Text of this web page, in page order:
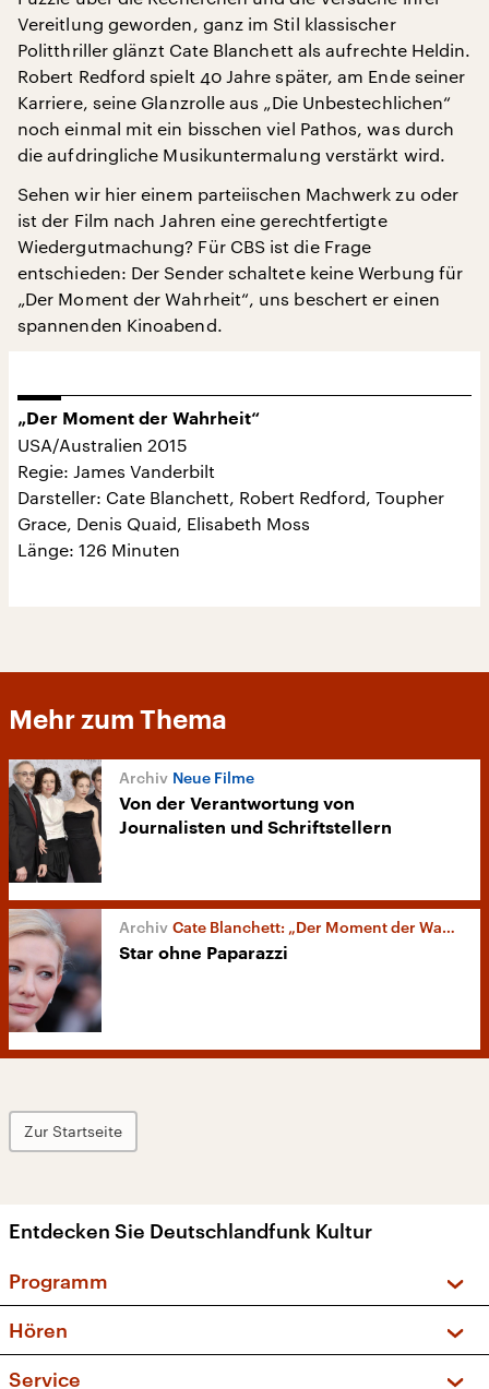
Vereitlung geworden, ganz im Stil klassischer
Politthriller glänzt Cate Blanchett als aufrechte Heldin.
Robert Redford spielt 40 Jahre später, am Ende seiner
Karriere, seine Glanzrolle aus „Die Unbestechlichen“
noch einmal mit ein bisschen viel Pathos, was durch
die aufdringliche Musikuntermalung verstärkt wird.
Sehen wir hier einem parteiischen Machwerk zu oder
ist der Film nach Jahren eine gerechtfertigte
Wiedergutmachung? Für CBS ist die Frage
entschieden: Der Sender schaltete keine Werbung für
„Der Moment der Wahrheit“, uns beschert er einen
spannenden Kinoabend.
„Der Moment der Wahrheit“
USA/Australien 2015
Regie: James Vanderbilt
Darsteller: Cate Blanchett, Robert Redford, Toupher
Grace, Denis Quaid, Elisabeth Moss
Länge: 126 Minuten
Mehr zum Thema
Neue Filme
Von der Verantwortung von
Journalisten und Schriftstellern
Cate Blanchett: „Der Moment der Wahrheit“
Star ohne Paparazzi
Zur Startseite
Entdecken Sie Deutschlandfunk Kultur
Programm
Sendungen und Podcasts
Hören
Service